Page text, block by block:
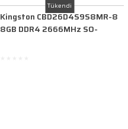
Tükendi
Kingston CBD26D4S9S8MR-8
8GB DDR4 2666MHz SO-